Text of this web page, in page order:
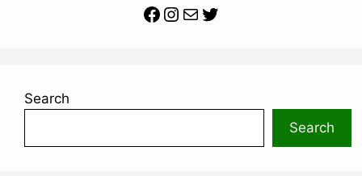
Facebook
Instagram
MailTwitter
Search
Search